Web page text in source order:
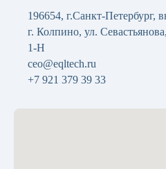
196654, г.Санкт-Петербург,
г. Колпино, ул.
1-Н
ceo@eqltech.ru
+7 921 379 39 33